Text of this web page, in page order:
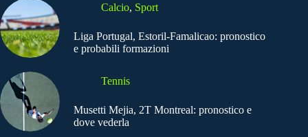
Calcio, Sport
Liga Portugal, Estoril-Famalicao: pronostico
e probabili formazioni
Tennis
Musetti Mejia, 2T Montreal: pronostico e
dove vederla